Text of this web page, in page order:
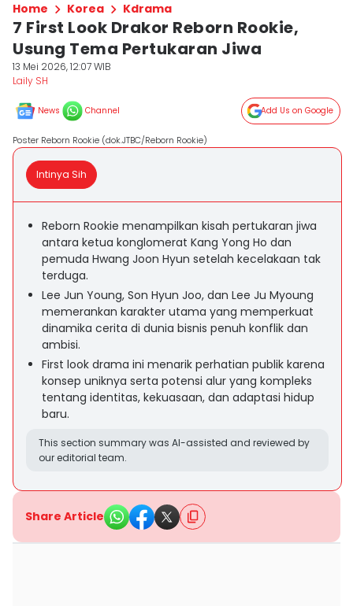
Home Korea Kdrama
7 First Look Drakor Reborn Rookie,
Usung Tema Pertukaran Jiwa
13 Mei 2026, 12:07 WIB
Laily SH
News Channel Add Us on Google
Poster Reborn Rookie (dok.JTBC/Reborn Rookie)
Intinya Sih
Reborn Rookie menampilkan kisah pertukaran jiwa
antara ketua konglomerat Kang Yong Ho dan
pemuda Hwang Joon Hyun setelah kecelakaan tak
terduga.
Lee Jun Young, Son Hyun Joo, dan Lee Ju Myoung
memerankan karakter utama yang memperkuat
dinamika cerita di dunia bisnis penuh konflik dan
ambisi.
First look drama ini menarik perhatian publik karena
konsep uniknya serta potensi alur yang kompleks
tentang identitas, kekuasaan, dan adaptasi hidup
baru.
This section summary was AI-assisted and reviewed by
our editorial team.
Share Article